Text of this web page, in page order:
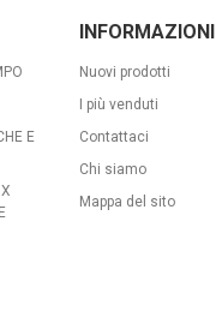
E
INFORMAZIONI
Nuovi prodotti
I più venduti
Contattaci
Chi siamo
Mappa del sito